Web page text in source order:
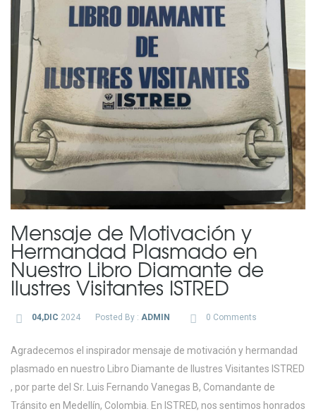
Mensaje de Motivación y
Hermandad Plasmado en
Nuestro Libro Diamante de
Ilustres Visitantes ISTRED
04,DIC 2024 Posted By : ADMIN 0 Comments
Agradecemos el inspirador mensaje de motivación y hermandad
plasmado en nuestro Libro Diamante de Ilustres Visitantes ISTRED
, por parte del Sr. Luis Fernando Vanegas B, Comandante de
Tránsito en Medellín, Colombia. En ISTRED, nos sentimos honrados